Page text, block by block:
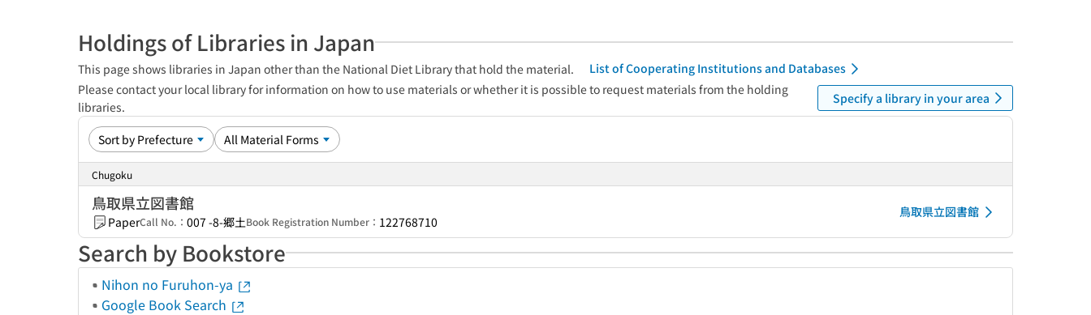
Holdings of Libraries in Japan
This page shows libraries in Japan other than the National Diet Library that hold the material.
List of Cooperating Institutions and Databases
Please contact your local library for information on how to use materials or whether it is possible to request materials from the holding
libraries.
Specify a library in your area
Chugoku
鳥取県立図書館
PaperCall No.： 007 -8-郷土Book Registration Number： 122768710
鳥取県立図書館
Search by Bookstore
Nihon no Furuhon-ya
Google Book Search